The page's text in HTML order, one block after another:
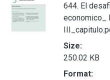
644. El
economico_
Size:
250.02 KB
Format: